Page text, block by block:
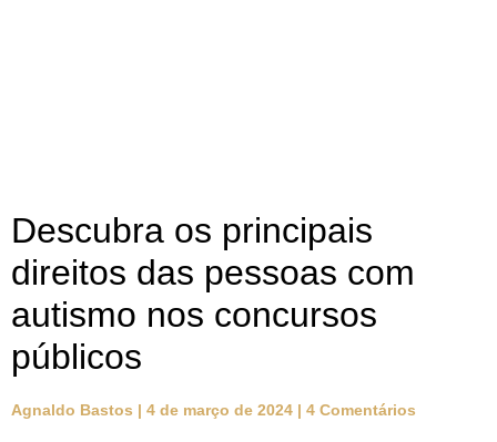
Descubra os principais
direitos das pessoas com
autismo nos concursos
públicos
Agnaldo Bastos 4 de março de 2024 4 Comentários